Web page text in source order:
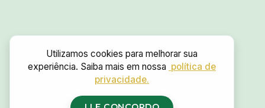
Utilizamos cookies para melhorar sua
experiência. Saiba mais em nossa política de
privacidade.